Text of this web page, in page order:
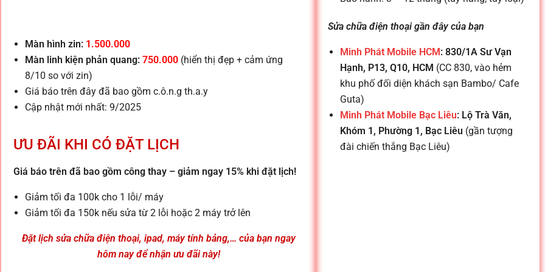
Màn hình zin: 1.500.000
Màn linh kiện phản quang: 750.000 (hiển thị đẹp + cảm ứng
8/10 so với zin)
Giá báo trên đây đã bao gồm c.ô.n.g th.a.y
Cập nhật mới nhất: 9/2025
ƯU ĐÃI KHI CÓ ĐẶT LỊCH
Giá báo trên đã bao gồm công thay – giảm ngay 15% khi đặt lịch!
Giảm tối đa 100k cho 1 lỗi/ máy
Giảm tối đa 150k nếu sửa từ 2 lỗi hoặc 2 máy trở lên
Đặt lịch sửa chữa điện thoại, ipad, máy tính bảng,… của bạn ngay
hôm nay để nhận ưu đãi này!
Sửa chữa điện thoại gần đây của bạn
Minh Phát Mobile HCM: 830/1A Sư Vạn
Hạnh, P13, Q10, HCM (CC 830, vào hẻm
khu phố đối diện khách sạn Bambo/ Cafe
Guta)
Minh Phát Mobile Bạc Liêu: Lộ Trà Văn,
Khóm 1, Phường 1, Bạc Liêu (gần tượng
đài chiến thắng Bạc Liêu)